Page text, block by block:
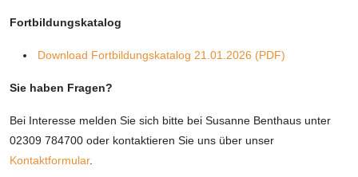
Fortbildungskatalog
Download Fortbildungskatalog 21.01.2026 (PDF)
Sie haben Fragen?
Bei Interesse melden Sie sich bitte bei Susanne Benthaus unter
02309 784700 oder kontaktieren Sie uns über unser
Kontaktformular.